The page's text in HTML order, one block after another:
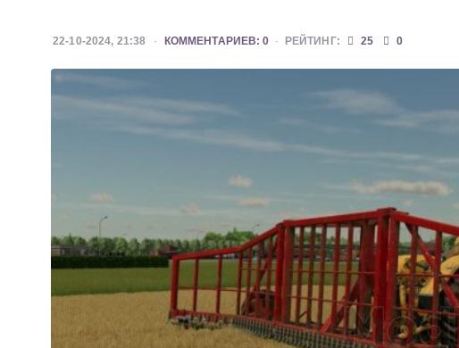
22-10-2024, 21:38 КОММЕНТАРИЕВ: 0 РЕЙТИНГ: 25 0